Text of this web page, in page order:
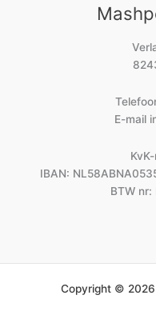
E-mail
IBAN:
BTW nr:
Copyright ©